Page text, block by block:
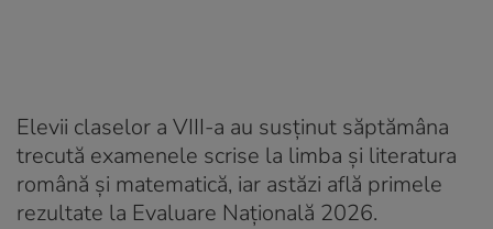
Elevii claselor a VIII-a au susținut săptămâna
trecută examenele scrise la limba și literatura
română și matematică, iar astăzi află primele
rezultate la Evaluare Națională 2026.